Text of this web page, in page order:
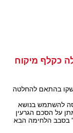
כקלף מיקוח
בהתאם להחלטה
להשתמש בנושא
על הסכם הגרעין
בסבב הלחימה הבא